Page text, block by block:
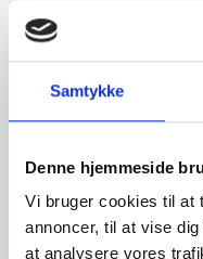
Samtykke
Denne hjemmeside
Vi bruger cookies til at
annoncer, til at vise
at analysere vores
Alternative varer
000651114